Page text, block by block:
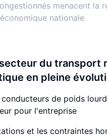
menacent la
économique nationale
du transport
en pleine
de poids
pour l'entreprise
et les contraintes